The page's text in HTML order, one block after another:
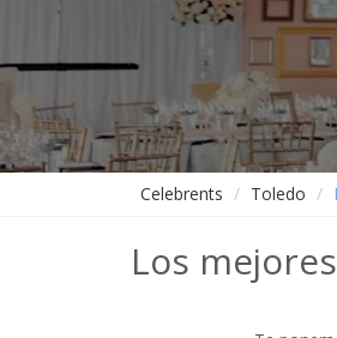
Celebrents Toledo
Los